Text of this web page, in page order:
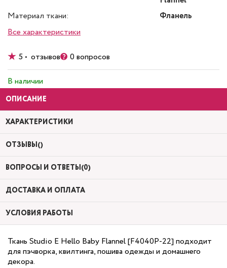
Материал ткани:
Фланель
Все характеристики
5 • отзывов 0 вопросов
В наличии
ОПИСАНИЕ
ХАРАКТЕРИСТИКИ
ОТЗЫВЫ()
ВОПРОСЫ И ОТВЕТЫ(0)
ДОСТАВКА И ОПЛАТА
УСЛОВИЯ РАБОТЫ
Ткань Studio E Hello Baby Flannel [F4040P-22] подходит
для пэчворка, квилтинга, пошива одежды и домашнего
декора.